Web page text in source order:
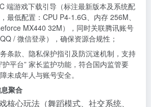
端游戏下载引导（标注最新版本及系统配
最低配置：CPU P4-1.6G、内存 256M、
MX440 32M），同时关联腾讯账号
/ 微信登录），确保资源合规性；
条款、隐私保护指引及防沉迷机制，支持
护平台” 家长监护功能，符合国内监管要
未成年人与账号安全。
聚合
核心玩法（舞蹈模式、社交系统、